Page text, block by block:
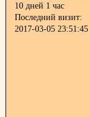
10 дней 1 час
Последний визит:
2017-03-05 23:51:45